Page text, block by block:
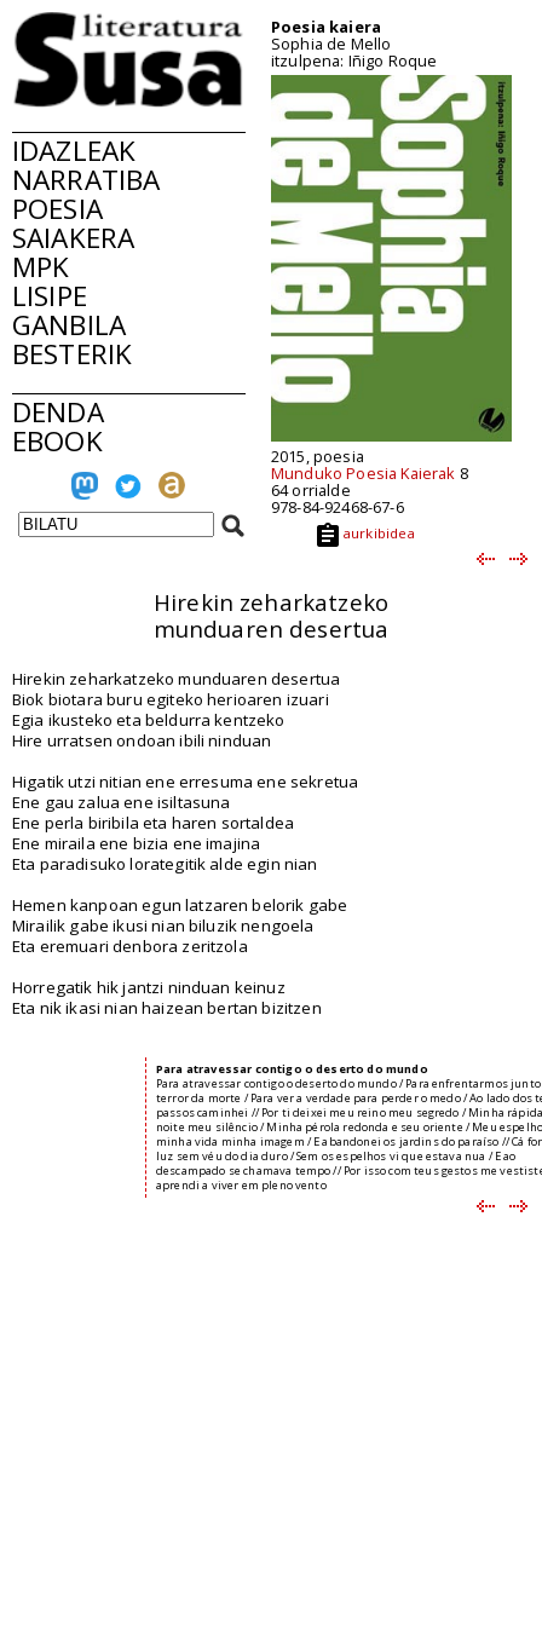
IDAZLEAK
NARRATIBA
POESIA
SAIAKERA
MPK
LISIPE
GANBILA
BESTERIK
DENDA
EBOOK
Poesia kaiera
Sophia de Mello
itzulpena: Iñigo Roque
2015, poesia
Munduko Poesia Kaierak 8
64 orrialde
978-84-92468-67-6
aurkibidea
Hirekin zeharkatzeko
munduaren desertua
Hirekin zeharkatzeko munduaren desertua
Biok biotara buru egiteko herioaren izuari
Egia ikusteko eta beldurra kentzeko
Hire urratsen ondoan ibili ninduan
Higatik utzi nitian ene erresuma ene sekretua
Ene gau zalua ene isiltasuna
Ene perla biribila eta haren sortaldea
Ene miraila ene bizia ene imajina
Eta paradisuko lorategitik alde egin nian
Hemen kanpoan egun latzaren belorik gabe
Mirailik gabe ikusi nian biluzik nengoela
Eta eremuari denbora zeritzola
Horregatik hik jantzi ninduan keinuz
Eta nik ikasi nian haizean bertan bizitzen
Para atravessar contigo o deserto do mundo
Para atravessar contigo o deserto do mundo / Para enfrentarmos
terror da morte / Para ver a verdade para perder o medo / Ao lado dos
passos caminhei // Por ti deixei meu reino meu segredo / Minha
noite meu silêncio / Minha pérola redonda e seu oriente / Meu
minha vida minha imagem / E abandonei os jardins do paraíso // Cá
luz sem véu do dia duro / Sem os espelhos vi que estava nua / E ao
descampado se chamava tempo // Por isso com teus gestos me
aprendi a viver em pleno vento